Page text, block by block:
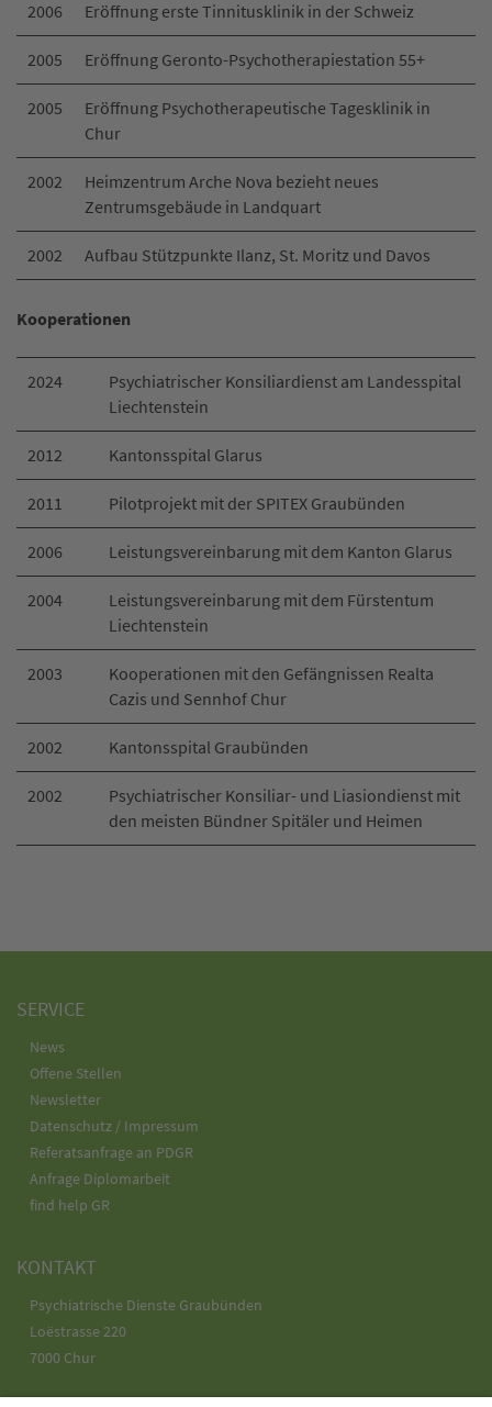
2006 Eröffnung erste Tinnitusklinik in der Schweiz
2005 Eröffnung Geronto-Psychotherapiestation 55+
2005
Eröffnung Psychotherapeutische Tagesklinik in
Chur
2002
Heimzentrum Arche Nova bezieht neues
Zentrumsgebäude in Landquart
2002 Aufbau Stützpunkte Ilanz, St. Moritz und Davos
Kooperationen
2024
Psychiatrischer Konsiliardienst am Landesspital
Liechtenstein
2012 Kantonsspital Glarus
2011 Pilotprojekt mit der SPITEX Graubünden
2006 Leistungsvereinbarung mit dem Kanton Glarus
2004
Leistungsvereinbarung mit dem Fürstentum
Liechtenstein
2003
Kooperationen mit den Gefängnissen Realta
Cazis und Sennhof Chur
2002 Kantonsspital Graubünden
2002
Psychiatrischer Konsiliar- und Liasiondienst mit
den meisten Bündner Spitäler und Heimen
SERVICE
News
Offene Stellen
Newsletter
Datenschutz / Impressum
Referatsanfrage an PDGR
Anfrage Diplomarbeit
find help GR
KONTAKT
Psychiatrische Dienste Graubünden
Loëstrasse 220
7000 Chur